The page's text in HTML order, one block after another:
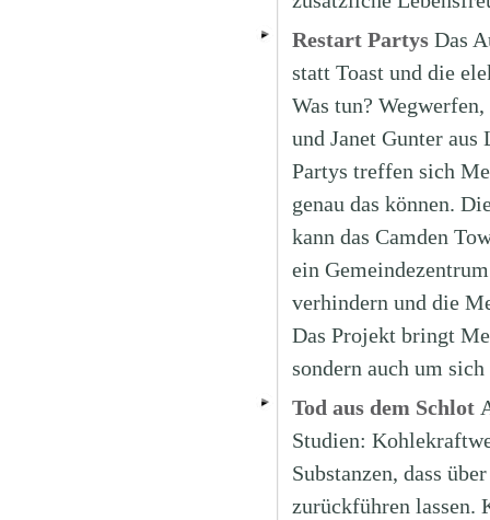
Restart Partys Das
statt Toast und die
Was tun?
und Janet Gunter aus
Partys treffen sich
genau das können.
kann das Camden
ein
verhindern und die
Das Projekt bringt
sondern auch um
Tod aus dem Schlot
Studien:
Substanzen, dass
zurückführen lassen.